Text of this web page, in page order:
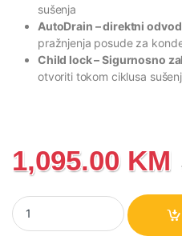
sušenja
AutoDrain – direktni
pražnjenja posude za
Child lock– Sigurnosno
otvoriti tokom ciklusa
1,095.00 KM
DHNA92 Gorenje G400